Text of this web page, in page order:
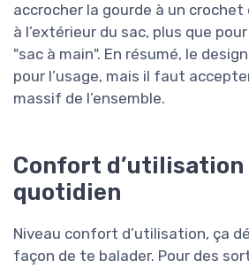
accrocher la gourde à un
à l’extérieur du sac, plus que
"sac à main". En résumé, le
pour l’usage, mais il faut
massif de l’ensemble.
Confort d’utilisation
quotidien
Niveau confort d’utilisation, ça
façon de te balader. Pour des